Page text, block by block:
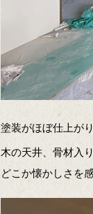
塗装がほぼ仕上が
木の天井、骨材入
どこか懐かしさを